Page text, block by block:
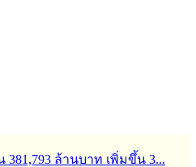
ล้านบาท เพิ่มขึ้น 3...